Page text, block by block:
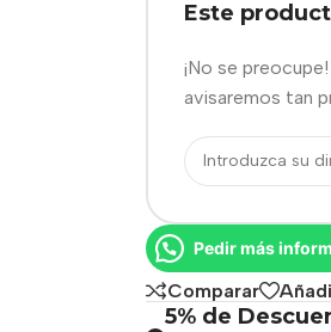
Este
¡No se
avisaremos tan
Pedir más
Comparar
5% de